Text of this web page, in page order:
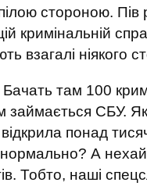
стороною. Пів
кримінальній
взагалі ніякого
там 100
займається СБУ.
понад
нормально? А
Тобто, наші